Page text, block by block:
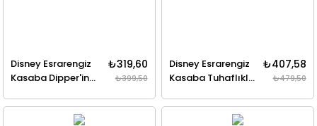
Disney Esrarengiz
Kasaba Dipper'in
Tuhaflıklar Günlüğü
₺319,60
₺399,50
Disney Esrarengiz
Kasaba Tuhaflıklar
Diziden Öyküler
₺407,58
₺479,50